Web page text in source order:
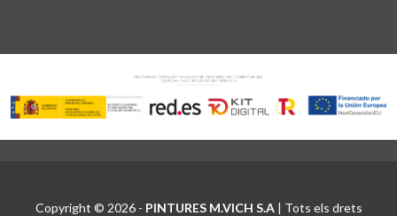
Copyright © 2026 - PINTURES M.VICH S.A| Tots els drets